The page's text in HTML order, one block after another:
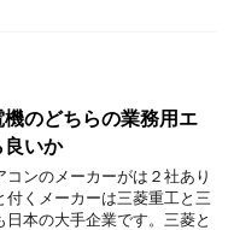
のどちらの業務用エ
良いか
コンのメーカーがは２社あり
付くメーカーは三菱重工と三
本の大手企業です。三菱と